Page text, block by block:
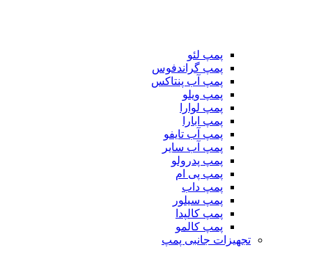
پمپ لئو
پمپ گراندفوس
پمپ آب پنتاکس
پمپ ویلو
پمپ لوارا
پمپ ابارا
پمپ آب تایفو
پمپ آب سایر
پمپ پدرولو
پمپ پی ام
پمپ داب
پمپ سیلور
پمپ کالپدا
پمپ کالمو
تجهیزات جانبی پمپ